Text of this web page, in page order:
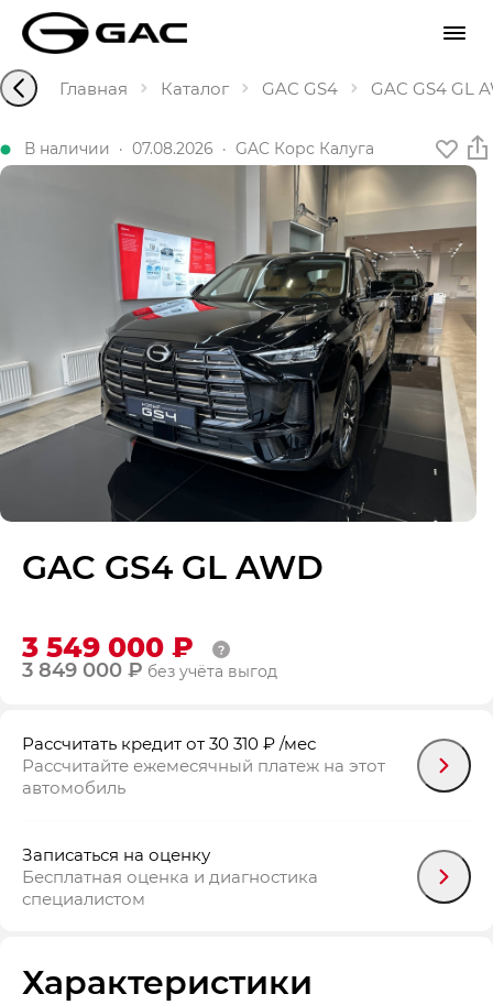
Главная Каталог GAC GS4 GAC GS4 GL
В наличии · 07.08.2026 · GAC Корс Калуга
GAC GS4 GL AWD
3 549 000 ₽
3 849 000 ₽ без учёта выгод
Рассчитать кредит от 30 310 ₽ /мес
Рассчитайте ежемесячный платеж на этот
автомобиль
Записаться на оценку
Бесплатная оценка и диагностика
специалистом
Характеристики